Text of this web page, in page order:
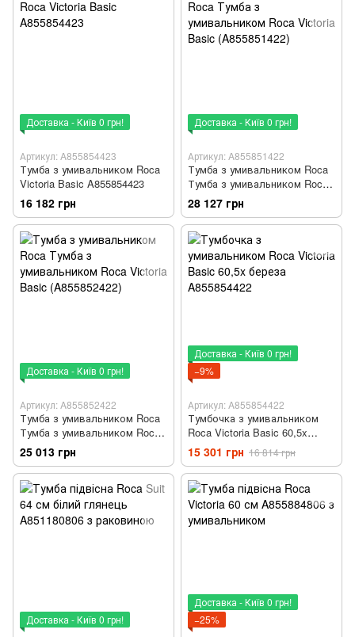
Доставка - Київ 0 грн!
Артикул: A855854423
Тумба з умивальником Roca
Victoria Basic A855854423
16 182 грн
Доставка - Київ 0 грн!
Артикул: A855851422
Тумба з умивальником Roca
Тумба з умивальником Roca
Victoria Basic (A855851422)
28 127 грн
Доставка - Київ 0 грн!
Артикул: A855852422
Тумба з умивальником Roca
Тумба з умивальником Roca
Victoria Basic (A855852422)
25 013 грн
Доставка - Київ 0 грн!
−9%
Артикул: A855854422
Тумбочка з умивальником
Roca Victoria Basic 60,5x
береза A855854422
15 301 грн 16 814 грн
Доставка - Київ 0 грн!
Доставка - Київ 0 грн!
−25%